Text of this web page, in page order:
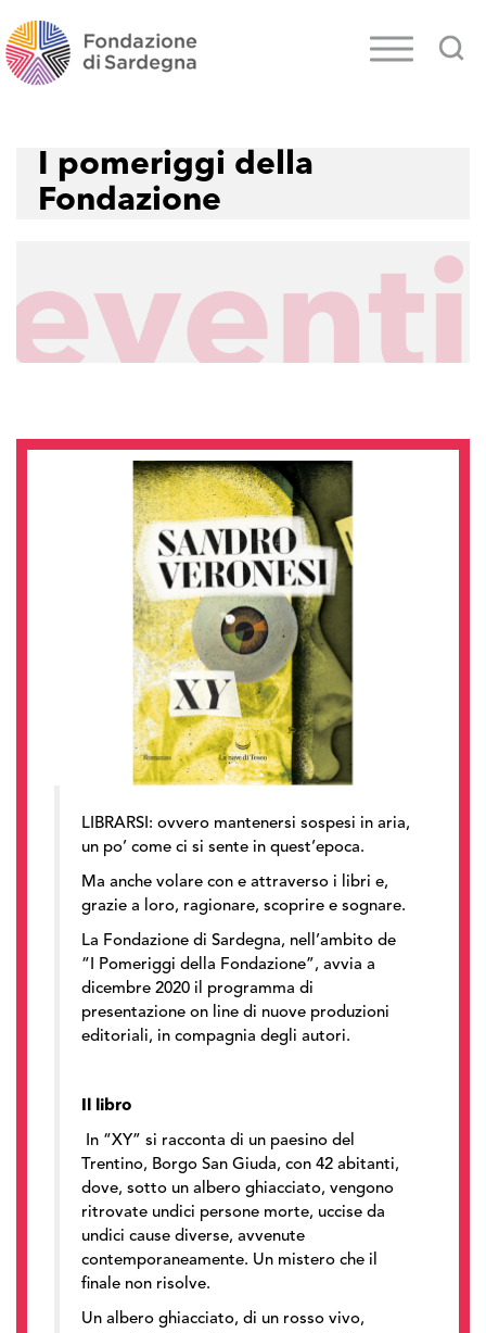
I pomeriggi della
Fondazione
LIBRARSI: ovvero mantenersi sospesi in aria,
un po’ come ci si sente in quest’epoca.
Ma anche volare con e attraverso i libri e,
grazie a loro, ragionare, scoprire e sognare.
La Fondazione di Sardegna, nell’ambito de
“I Pomeriggi della Fondazione”, avvia a
dicembre 2020 il programma di
presentazione on line di nuove produzioni
editoriali, in compagnia degli autori.
Il libro
In “XY” si racconta di un paesino del
Trentino, Borgo San Giuda, con 42 abitanti,
dove, sotto un albero ghiacciato, vengono
ritrovate undici persone morte, uccise da
undici cause diverse, avvenute
contemporaneamente. Un mistero che il
finale non risolve.
Un albero ghiacciato, di un rosso vivo,